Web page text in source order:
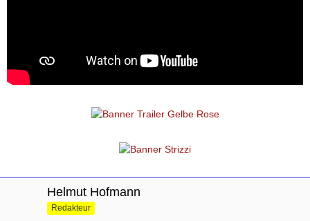
Helmut Hofmann
Redakteur